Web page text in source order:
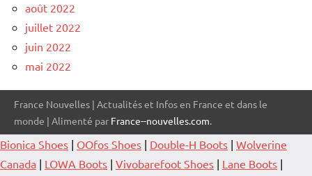
août 2022
juillet 2022
juin 2022
mai 2022
France Nouvelles | Actualités et Infos en France et dans le
monde | Alimenté par France--nouvelles.com.
Bionica Shoes | OOfos Shoes | Double-H Boots | Wolverine
Canada | LOWA Boots | Vivobarefoot Shoes | Lane Boots |